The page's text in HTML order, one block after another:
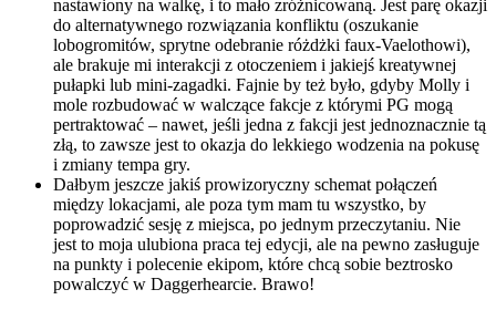
nastawiony na walkę, i to mało zróżnicowaną. Jest parę okazji
do alternatywnego rozwiązania konfliktu (oszukanie
lobogromitów, sprytne odebranie różdżki faux-Vaelothowi),
ale brakuje mi interakcji z otoczeniem i jakiejś kreatywnej
pułapki lub mini-zagadki. Fajnie by też było, gdyby Molly i
mole rozbudować w walczące fakcje z którymi PG mogą
pertraktować – nawet, jeśli jedna z fakcji jest jednoznacznie tą
złą, to zawsze jest to okazja do lekkiego wodzenia na pokusę
i zmiany tempa gry.
Dałbym jeszcze jakiś prowizoryczny schemat połączeń
między lokacjami, ale poza tym mam tu wszystko, by
poprowadzić sesję z miejsca, po jednym przeczytaniu. Nie
jest to moja ulubiona praca tej edycji, ale na pewno zasługuje
na punkty i polecenie ekipom, które chcą sobie beztrosko
powalczyć w Daggerhearcie. Brawo!